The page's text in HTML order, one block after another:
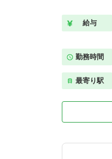
給与
勤務時間
最寄り駅